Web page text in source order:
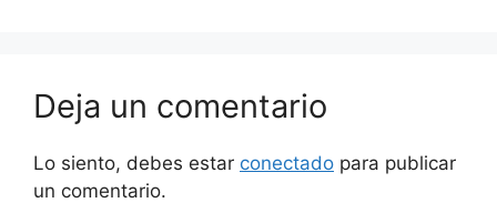
Deja un comentario
Lo siento, debes estar conectado para publicar
un comentario.